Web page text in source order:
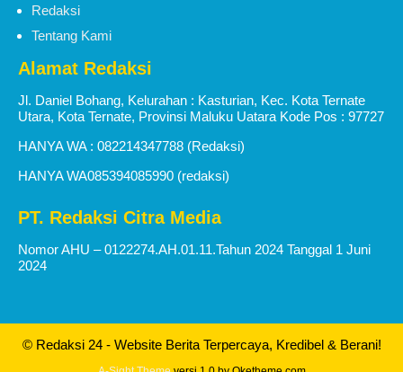
Redaksi
Tentang Kami
Alamat Redaksi
Jl. Daniel Bohang, Kelurahan : Kasturian, Kec. Kota Ternate
Utara, Kota Ternate, Provinsi Maluku Uatara Kode Pos : 97727
HANYA WA : 082214347788 (Redaksi)
HANYA WA085394085990 (redaksi)
PT. Redaksi Citra Media
Nomor AHU – 0122274.AH.01.11.Tahun 2024 Tanggal 1 Juni
2024
© Redaksi 24 - Website Berita Terpercaya, Kredibel & Berani!